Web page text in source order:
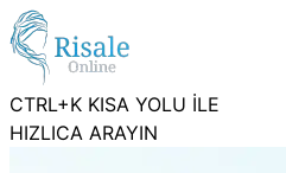
CTRL+K KISA YOLU İLE
HIZLICA ARAYIN